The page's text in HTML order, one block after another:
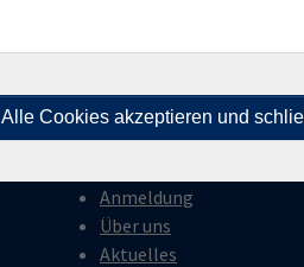
Inhalte
Anmeldung
Über uns
Aktuelles
Alle Cookies akzeptieren und